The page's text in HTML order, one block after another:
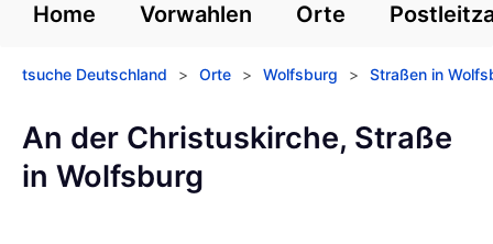
Home Vorwahlen Orte
tsuche Deutschland > Orte > Wolfsburg > Straßen in
An der Christuskirche, Straße
in Wolfsburg